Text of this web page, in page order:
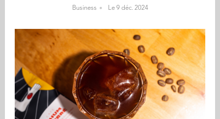
Business Le 9 déc. 2024